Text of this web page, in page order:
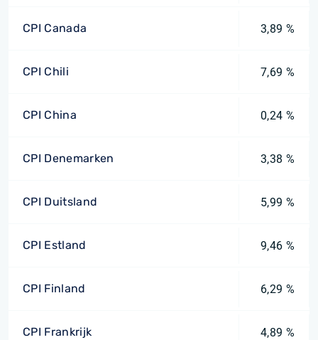
CPI Canada 3,89 %
CPI Chili 7,69 %
CPI China 0,24 %
CPI Denemarken 3,38 %
CPI Duitsland 5,99 %
CPI Estland 9,46 %
CPI Finland 6,29 %
CPI Frankrijk 4,89 %